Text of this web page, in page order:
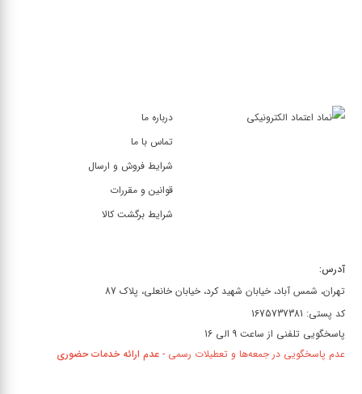
درباره ما
تماس با ما
شرایط فروش و ارسال
قوانین و مقررات
شرایط برگشت کالا
آدرس:
تهران، شمس آباد، خیابان شهید کرد، خیابان خانعلی، پلاک 87
کد پستی: 1675737381
پاسخگویی تلفنی از ساعت 9 الی 16
عدم پاسخگویی در جمعه‌ها و تعطیلات رسمی -عدم ارائه خدمات حضوری